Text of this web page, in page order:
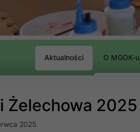
Aktualności O MGOK-u
Żelechowa 2025
2025